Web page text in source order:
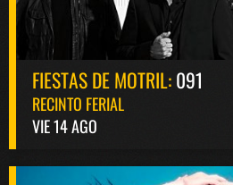
FIESTAS DE MOTRIL:091
RECINTO FERIAL
VIE 14 AGO